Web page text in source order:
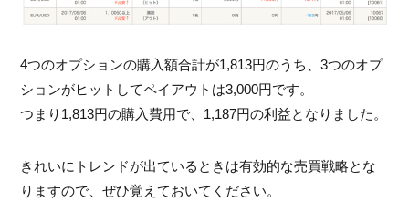
4つのオプションの購入額合計が1,813円のうち、3つのオプ
ションがヒットしてペイアウトは3,000円です。
つまり1,813円の購入費用で、1,187円の利益となりました。
きれいにトレンドが出ているときは有効的な売買戦略とな
りますので、ぜひ覚えておいてください。